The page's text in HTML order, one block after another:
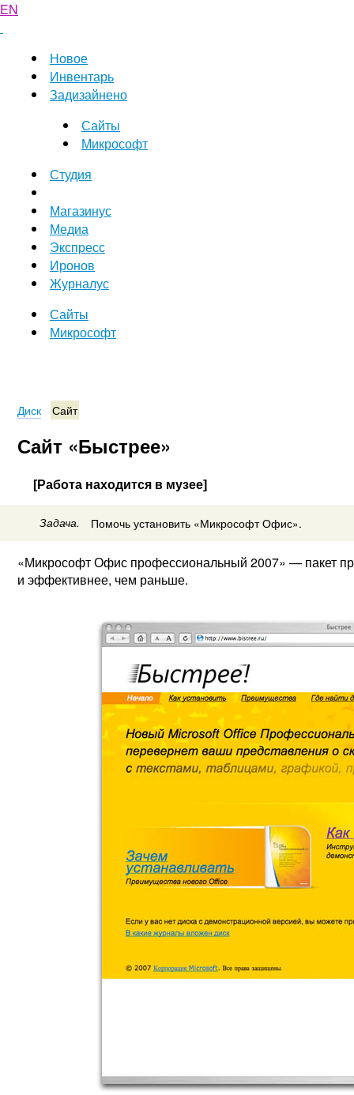
EN
Новое
Инвентарь
Задизайнено
Сайты
Микрософт
Студия
Магазинус
Медиа
Экспресс
Иронов
Журналус
Сайты
Микрософт
Диск Сайт
Сайт «Быстрее»
[Работа находится в музее]
Задача. Помочь установить «Микрософт Офис».
«Микрософт Офис профессиональный 2007» — пакет
и эффективнее, чем раньше.